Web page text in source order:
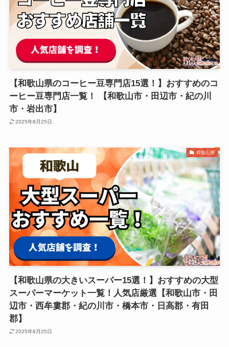
【和歌山県のコーヒー豆専門店15選！】おすすめのコ
ーヒー豆専門店一覧！ 【和歌山市・田辺市・紀の川
市・岩出市】
2025年8月25日
和歌山県
【和歌山県の大きいスーパー15選！】おすすめの大型
スーパーマーケット一覧！人気店厳選【和歌山市・田
辺市・西牟婁郡・紀の川市・橋本市・日高郡・有田
郡】
2025年8月25日